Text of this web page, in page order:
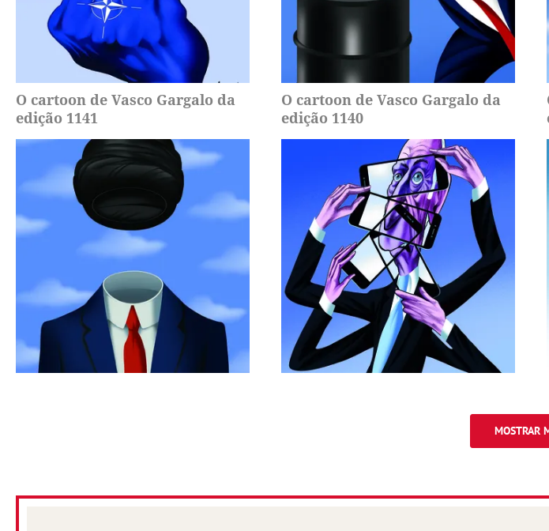
O cartoon de Vasco Gargalo da
edição 1141
O cartoon de Vasco Gargalo da
edição 1140
MOSTRAR